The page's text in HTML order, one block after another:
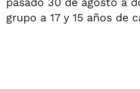
grupo a 17 y 15 años de